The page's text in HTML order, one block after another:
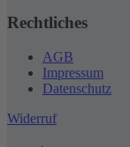
Rechtliches
AGB
Impressum
Datenschutz
Widerruf